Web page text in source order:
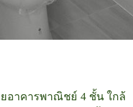
อาคารพาณิชย์ 4 ชั้น ใกล้